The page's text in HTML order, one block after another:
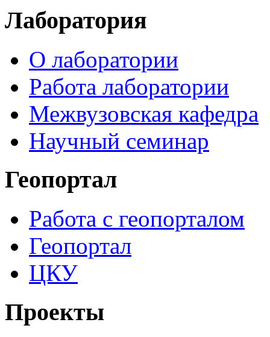
Лаборатория
О лаборатории
Работа лаборатории
Межвузовская кафедра
Научный семинар
Геопортал
Работа с геопорталом
Геопортал
ЦКУ
Проекты